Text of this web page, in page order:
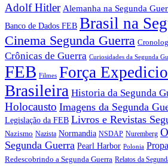
Adolf Hitler Alemanha na Segunda
Banco de Dados FEB Brasil na
Cinema Segunda Guerra
Crônicas de Guerra Curiosidades da Segunda
FEB Filmes Força
Brasileira Historia da Segunda
Holocausto Imagens da Segunda
Legislação da FEB Livros e Revistas
Nazismo Nazista Normandia NSDAP Nuremberg
Segunda Guerra Pearl Harbor Polonia
Redescobrindo a Segunda Guerra Relatos da